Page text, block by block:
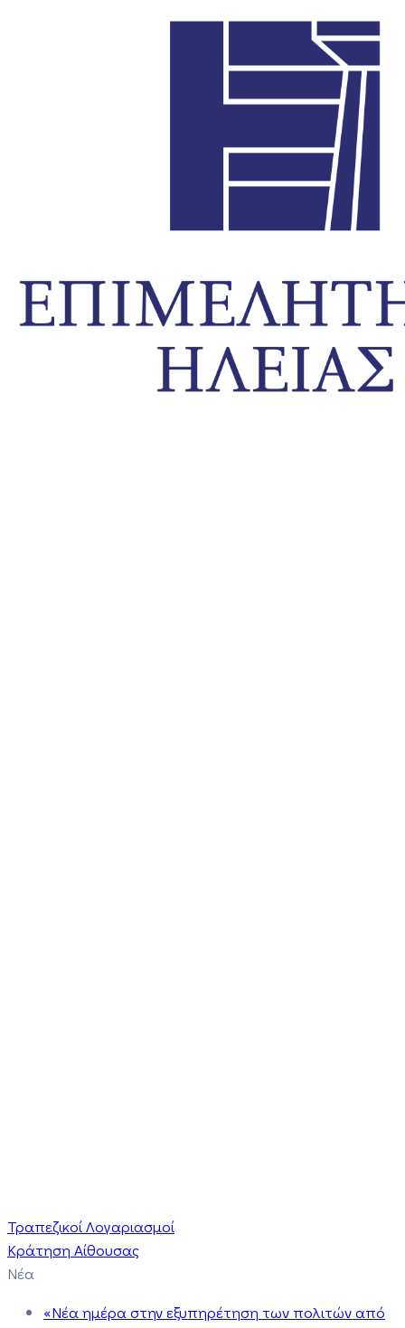
Τραπεζικοί Λογαριασμοί
Κράτηση Αίθουσας
Νέα
«Νέα ημέρα στην εξυπηρέτηση των πολιτών από